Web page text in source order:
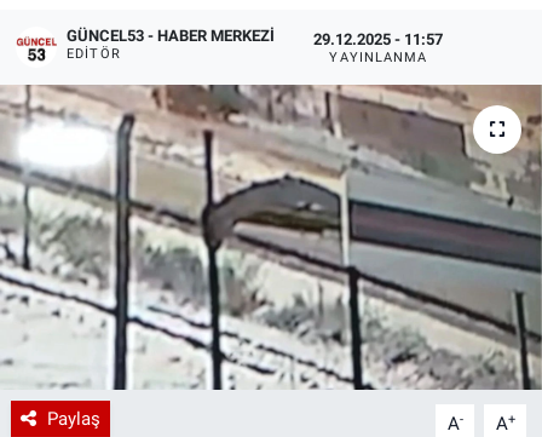
GÜNCEL53 - HABER MERKEZI
EDITÖR
29.12.2025 - 11:57
YAYINLANMA
Paylaş A- A+